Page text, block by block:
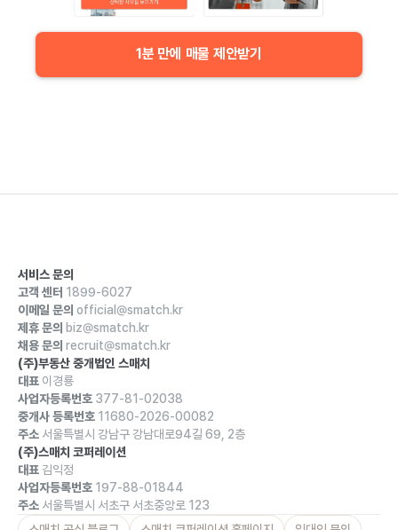
1분 만에 매물 제안받기
서비스 문의
고객 센터 1899-6027
이메일 문의 official@smatch.kr
제휴 문의 biz@smatch.kr
채용 문의 recruit@smatch.kr
(주)부동산 중개법인 스매치
대표 이경룡
사업자등록번호 377-81-02038
중개사 등록번호 11680-2026-00082
주소 서울특별시 강남구 강남대로94길 69, 2층
(주)스매치 코퍼레이션
대표 김익정
사업자등록번호 197-88-01844
주소 서울특별시 서초구 서초중앙로 123